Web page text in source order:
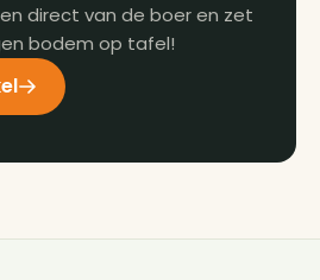
direct van de boer en zet
bodem op tafel!